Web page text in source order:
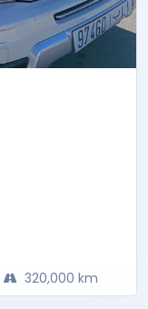
320,000 km